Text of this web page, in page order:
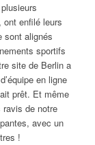
ont enfilé leurs
sont alignés
sportifs
site de Berlin a
en ligne
prêt. Et même
de notre
avec un
!